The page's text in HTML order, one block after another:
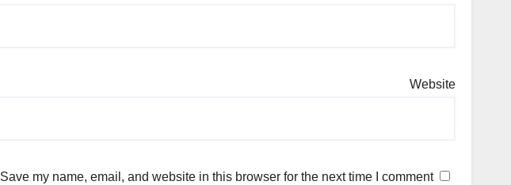
Website
Save my name, email, and website in this browser for the next time I comment.